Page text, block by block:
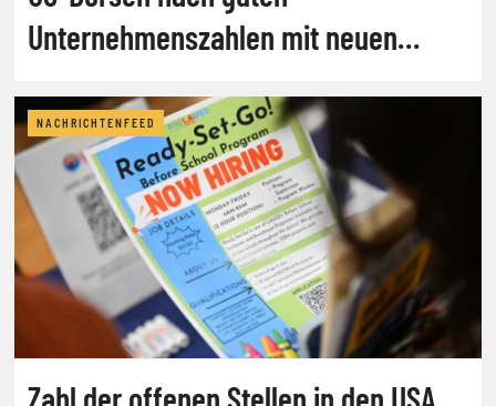
Unternehmenszahlen mit neuen
NACHRICHTENFEED
Zahl der offenen Stellen in den USA